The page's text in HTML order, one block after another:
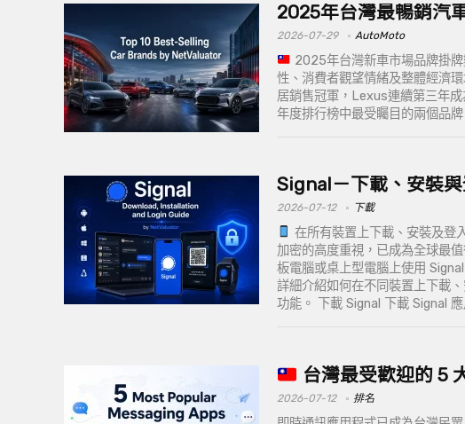
2025年台灣最暢銷汽
2026-07-29 AutoMoto
2025年台灣新車市場品牌掛
性、消費者觀望情緒及整體經濟
居銷售冠軍，Lexus連續第三年
年度排行榜中最受矚目的兩個品牌
Signal－下載、安裝
2026-07-12 下載
在所有裝置上下載、安裝及登
加密的高度重視，已成為全球最
板電腦或桌上型電腦上使用
詳細介紹如何在不同裝置上下載
功能。 下載 Signal 下載 Signal
台灣最受歡迎的 5
2026-07-12 排名